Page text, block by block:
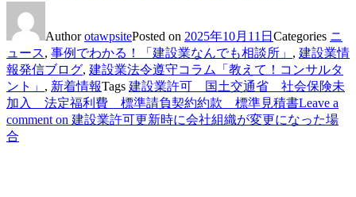
AuthorotawpsitePosted on 2025年10月11日 Categories ニ
ュース, 事例でわかる！「建設業なんでも相談所」 , 建設業情
報発信ブログ, 建設業法令遵守コラム「教えて！コンサルタ
ント」 , 新着情報Tags 建設業許可 国土交通省 社会保険未
加入 法定福利費 標準請負契約約款 標準見積書Leave a
comment on 建設業許可更新時に会社組織が変更になった場
合